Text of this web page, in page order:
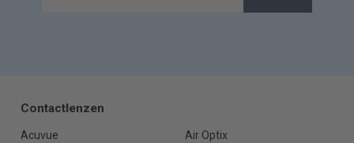
Contactlenzen
Acuvue
Air Optix